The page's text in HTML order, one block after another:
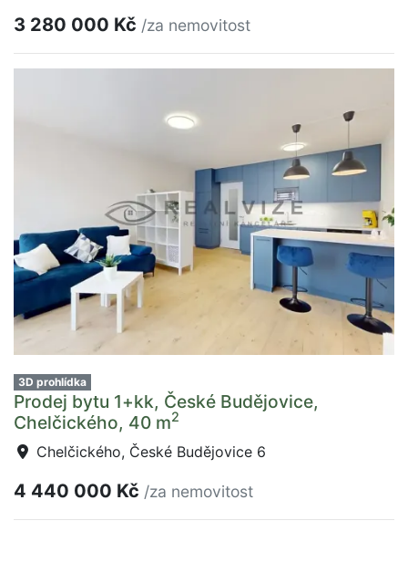
3 280 000 Kč /za nemovitost
3D prohlídka
Prodej bytu 1+kk, České Budějovice,
Chelčického, 40 m2
Chelčického, České Budějovice 6
4 440 000 Kč /za nemovitost